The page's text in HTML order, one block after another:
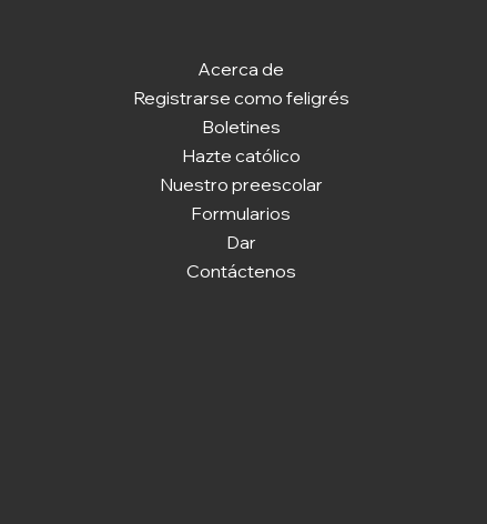
Acerca de
Registrarse como feligrés
Boletines
Hazte católico
Nuestro preescolar
Formularios
Dar
Contáctenos